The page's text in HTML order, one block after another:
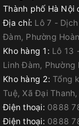
Thành phố Hà
Địa chỉ: Lô 7 -
Đàm, Phường
Kho hàng 1: Lô 13
Linh Đàm, Phường
Kho hàng 2: Tổng
Tuệ, Xã Đại
Điện thoại: 0888
Điện thoại: 0888